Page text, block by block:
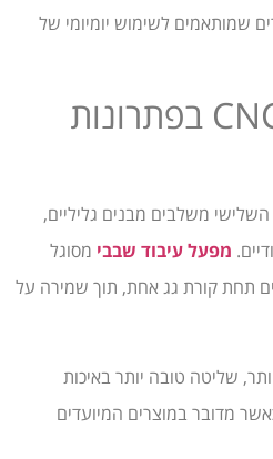
שמותאמים לשימוש יומיומי של
חריטה וכרסום CNC בפתרונות
משלבים מבנים גליליים,
מפעל עיבוד שבבי מסוגל
תחת קורת גג אחת, תוך שמירה על
שליטה טובה יותר באיכות
מדובר במוצרים המיועדים